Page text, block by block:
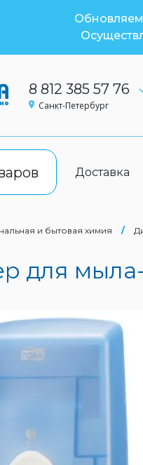
Обновляем
8 812 385 57 76
Санкт-Петербург
Доставка
и бытовая химия /
для мыла-